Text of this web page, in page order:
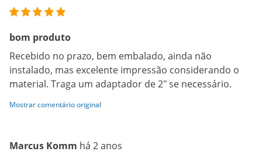
bom produto
Recebido no prazo, bem embalado, ainda não
instalado, mas excelente impressão considerando o
material. Traga um adaptador de 2" se necessário.
Mostrar comentário original
Marcus Komm há 2 anos